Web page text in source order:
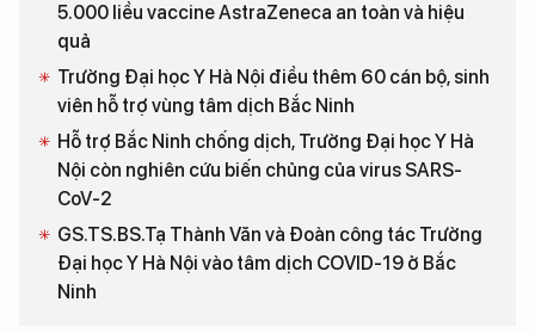
5.000 liều vaccine AstraZeneca an toàn và hiệu
quả
Trường Đại học Y Hà Nội điều thêm 60 cán bộ, sinh
viên hỗ trợ vùng tâm dịch Bắc Ninh
Hỗ trợ Bắc Ninh chống dịch, Trường Đại học Y Hà
Nội còn nghiên cứu biến chủng của virus SARS-
CoV-2
GS.TS.BS.Tạ Thành Văn và Đoàn công tác Trường
Đại học Y Hà Nội vào tâm dịch COVID-19 ở Bắc
Ninh